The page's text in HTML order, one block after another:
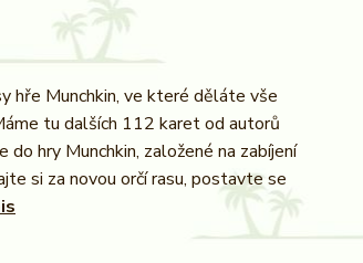
hře Munchkin, ve které děláte vše
tu dalších 112 karet od autorů
do hry Munchkin, založené na zabíjení
si za novou orčí rasu, postavte se